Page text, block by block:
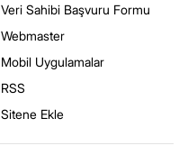
Veri Sahibi Başvuru Formu
Webmaster
Mobil Uygulamalar
RSS
Sitene Ekle